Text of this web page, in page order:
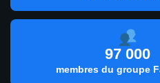
97 000
membres du groupe